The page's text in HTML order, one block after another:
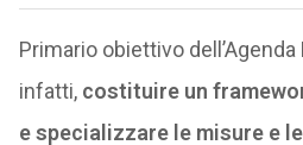
Primario obiettivo
infatti,costituire un
e specializzare le misure e